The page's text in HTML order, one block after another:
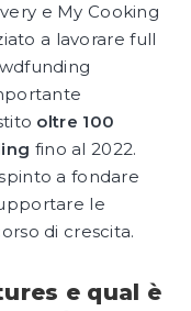
e My Cooking
a lavorare full
oltre 100
fino al 2022.
a fondare
le
di crescita.
e qual è